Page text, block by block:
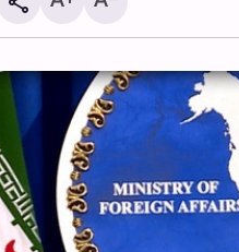
آیا قرآن چند همسری را جایز
دانسته است؟